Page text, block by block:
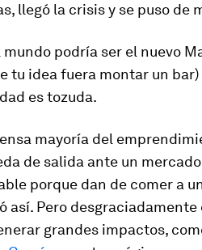
llegó la crisis y se puso de
mundo podría ser el nuevo
tu idea fuera montar un bar)
es tozuda.
mayoría del
de salida ante un
porque dan de comer a
así. Pero
grandes impactos,